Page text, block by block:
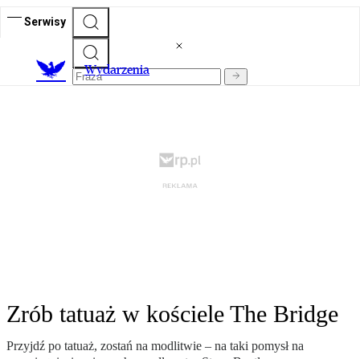
Serwisy
Wydarzenia
Zrób tatuaż w kościele The Bridge
Przyjdź po tatuaż, zostań na modlitwie – na taki pomysł na